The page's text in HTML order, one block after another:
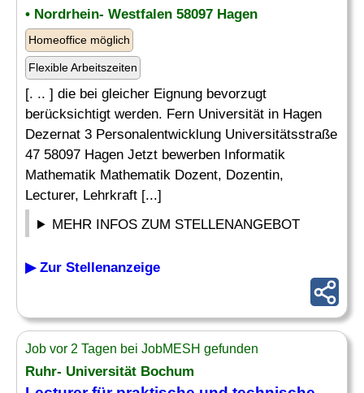
• Nordrhein- Westfalen 58097 Hagen
Homeoffice möglich
Flexible Arbeitszeiten
[. .. ] die bei gleicher Eignung bevorzugt
berücksichtigt werden. Fern Universität in Hagen
Dezernat 3 Personalentwicklung Universitätsstraße
47 58097 Hagen Jetzt bewerben Informatik
Mathematik Mathematik Dozent, Dozentin,
Lecturer, Lehrkraft [...]
MEHR INFOS ZUM STELLENANGEBOT
▶ Zur Stellenanzeige
Job vor 2 Tagen bei JobMESH gefunden
Ruhr- Universität Bochum